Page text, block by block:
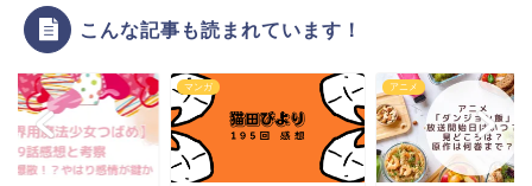
こんな記事も読まれています！
マンガ アニメ